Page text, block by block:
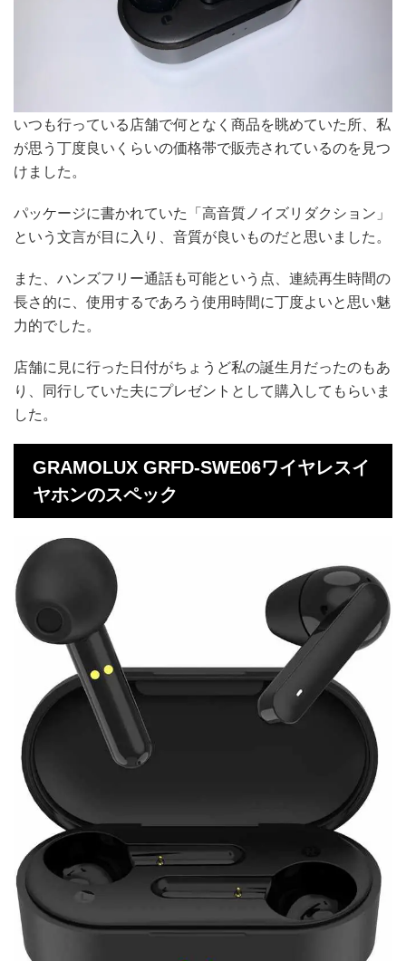
いつも行っている店舗で何となく商品を眺めていた所、私
が思う丁度良いくらいの価格帯で販売されているのを見つ
けました。
パッケージに書かれていた「高音質ノイズリダクション」
という文言が目に入り、音質が良いものだと思いました。
また、ハンズフリー通話も可能という点、連続再生時間の
長さ的に、使用するであろう使用時間に丁度よいと思い魅
力的でした。
店舗に見に行った日付がちょうど私の誕生月だったのもあ
り、同行していた夫にプレゼントとして購入してもらいま
した。
GRAMOLUX GRFD-SWE06ワイヤレスイ
ヤホンのスペック